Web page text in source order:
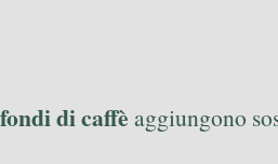
fondi di caffè aggiungono